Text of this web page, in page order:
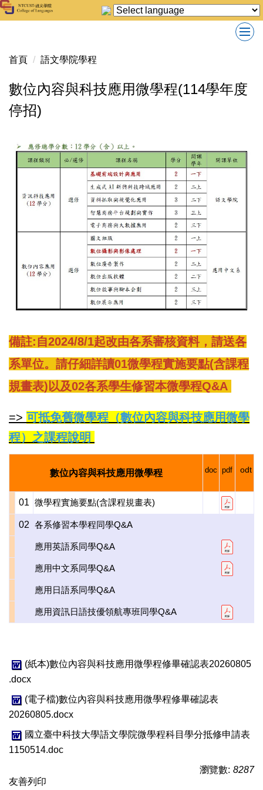
跳
到
內
區
首頁 語文學院學程
數位內容與科技應用微學程(114學年度
停招)
備註:自2024/8/1起改由各系審核資料，請送各
系單位。 請仔細詳讀01微學程實施要點(含課程
規畫表)以及02各系學生修習本微學程Q&A
=> 可抵免舊微學程（數位內容與科技應用微學
程）之課程說明
數位內容與科技應用微學程 doc pdf odt
01 微學程實施要點(含課程規畫表)
02 各系修習本學程同學Q&A
應用英語系同學Q&A
應用中文系同學Q&A
應用日語系同學Q&A
應用資訊日語技優領航專班同學Q&A
(紙本)數位內容與科技應用微學程修畢確認表20260805
.docx
(電子檔)數位內容與科技應用微學程修畢確認表
20260805.docx
國立臺中科技大學語文學院微學程科目學分抵修申請表
1150514.doc
瀏覽數: 8287
友善列印